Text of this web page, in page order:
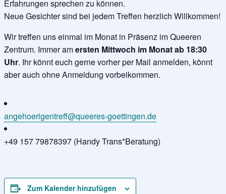
Erfahrungen sprechen zu können.
Neue Gesichter sind bei jedem Treffen herzlich Willkommen!
Wir treffen uns einmal im Monat in Präsenz im Queeren
Zentrum. Immer amersten Mittwoch im Monat ab 18:30
Uhr. Ihr könnt euch gerne vorher per Mail anmelden, könnt
aber auch ohne Anmeldung vorbeikommen.
angehoerigentreff@queeres-goettingen.de
+49 157 79878397 (Handy Trans*Beratung)
Zum Kalender hinzufügen